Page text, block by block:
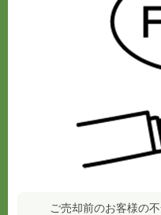
ご売却前のお客様の